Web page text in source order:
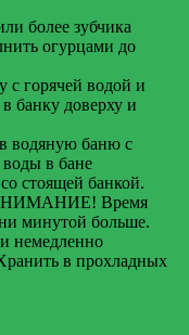
более зубчика
огурцами до
с горячей водой и
банку доверху и
водяную баню с
в бане
стоящей банкой.
ВНИМАНИЕ! Время
минутой больше.
немедленно
в прохладных